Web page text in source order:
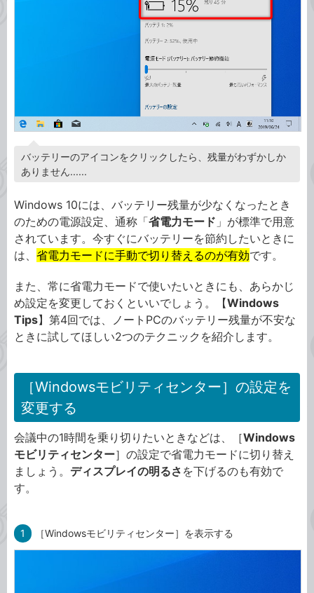
バッテリーのアイコンをクリックしたら、残量がわずかしか
ありません......
Windows 10には、バッテリー残量が少なくなったとき
のための電源設定、通称「省電力モード 」が標準で用意
されています。今すぐにバッテリーを節約したいときに
は、 省電力モードに手動で切り替えるのが有効です。
また、常に省電力モードで使いたいときにも、あらかじ
め設定を変更しておくといいでしょう。【Windows
Tips】第4回では、ノートPCのバッテリー残量が不安な
ときに試してほしい2つのテクニックを紹介します。
［Windowsモビリティセンター］の設定を
変更する
会議中の1時間を乗り切りたいときなどは、［Windows
モビリティセンター］の設定で省電力モードに切り替え
ましょう。 ディスプレイの明るさ を下げるのも有効で
す。
1 ［Windowsモビリティセンター］を表示する